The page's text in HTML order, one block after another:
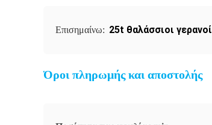
Επισημαίνω: 25t θαλάσσιοι γερανοί
Όροι πληρωμής και αποστολής